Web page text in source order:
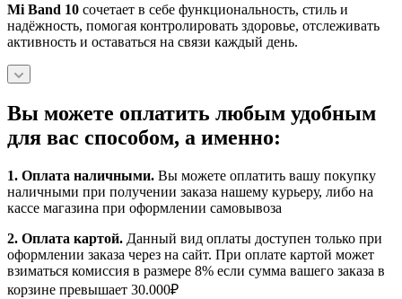
Mi Band 10 сочетает в себе функциональность, стиль и
надёжность, помогая контролировать здоровье, отслеживать
активность и оставаться на связи каждый день.
Вы можете оплатить любым удобным
для вас способом, а именно:
1. Оплата наличными. Вы можете оплатить вашу покупку
наличными при получении заказа нашему курьеру, либо на
кассе магазина при оформлении самовывоза
2. Оплата картой. Данный вид оплаты доступен только при
оформлении заказа через на сайт. При оплате картой может
взиматься комиссия в размере 8% если сумма вашего заказа в
корзине превышает 30.000₽